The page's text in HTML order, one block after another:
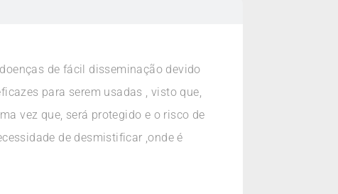
de fácil disseminação devido
para serem usadas , visto que,
vez que, será protegido e o risco de
de desmistificar ,onde é